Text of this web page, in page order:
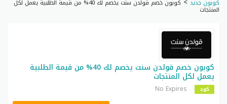
كوبون جديد كوبون خصم قولدن سنت يخصم لك 40% من قيمة الطلبية يعمل لكل
المنتجات
كوبون خصم قولدن سنت يخصم لك 40% من قيمة الطلبية
يعمل لكل المنتجات
كود No Expires